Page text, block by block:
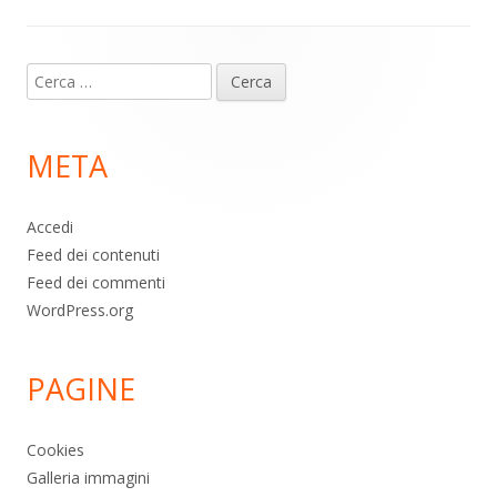
piè
pagina
Ricerca
per:
META
Accedi
Feed dei contenuti
Feed dei commenti
WordPress.org
PAGINE
Cookies
Galleria immagini